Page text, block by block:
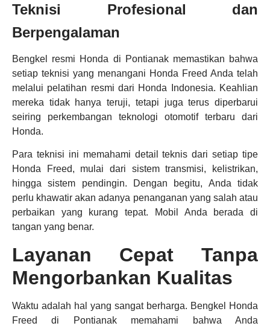
Teknisi Profesional dan
Berpengalaman
Bengkel resmi Honda di Pontianak memastikan bahwa
setiap teknisi yang menangani Honda Freed Anda telah
melalui pelatihan resmi dari Honda Indonesia. Keahlian
mereka tidak hanya teruji, tetapi juga terus diperbarui
seiring perkembangan teknologi otomotif terbaru dari
Honda.
Para teknisi ini memahami detail teknis dari setiap tipe
Honda Freed, mulai dari sistem transmisi, kelistrikan,
hingga sistem pendingin. Dengan begitu, Anda tidak
perlu khawatir akan adanya penanganan yang salah atau
perbaikan yang kurang tepat. Mobil Anda berada di
tangan yang benar.
Layanan Cepat Tanpa
Mengorbankan Kualitas
Waktu adalah hal yang sangat berharga. Bengkel Honda
Freed di Pontianak memahami bahwa Anda